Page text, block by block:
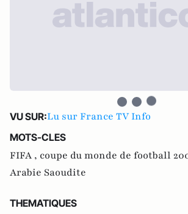
VU SUR:Lu sur France TV Info
MOTS-CLES
FIFA , coupe du monde de football
Arabie Saoudite
THEMATIQUES